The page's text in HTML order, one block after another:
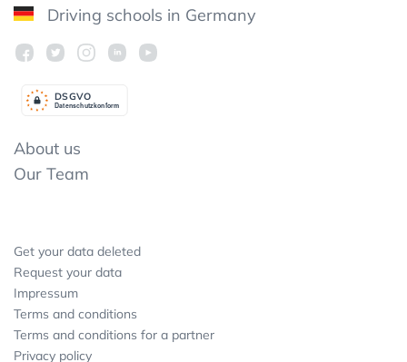
Driving schools in Germany
Datenschutzkonform
DSGVO
About us
Our Team
Get your data deleted
Request your data
Impressum
Terms and conditions
Terms and conditions for a partner
Privacy policy